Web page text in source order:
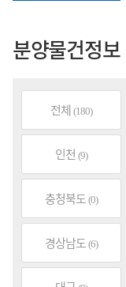
분양물건정보
전체 (180)
인천 (9)
충청북도 (0)
경상남도 (6)